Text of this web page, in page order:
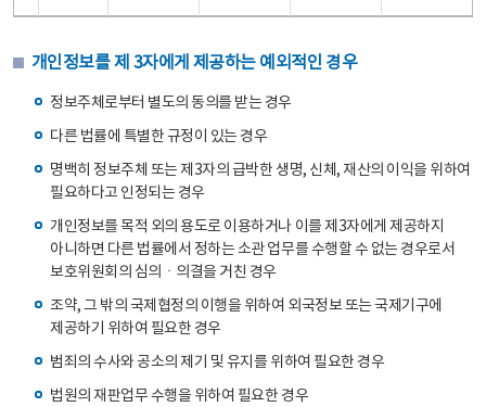
개인정보를 제 3자에게 제공하는 예외적인 경우
정보주체로부터 별도의 동의를 받는 경우
다른 법률에 특별한 규정이 있는 경우
명백히 정보주체 또는 제3자의 급박한 생명, 신체, 재산의 이익을 위하여
필요하다고 인정되는 경우
개인정보를 목적 외의 용도로 이용하거나 이를 제3자에게 제공하지
아니하면 다른 법률에서 정하는 소관 업무를 수행할 수 없는 경우로서
보호위원회의 심의ㆍ의결을 거친 경우
조약, 그 밖의 국제협정의 이행을 위하여 외국정보 또는 국제기구에
제공하기 위하여 필요한 경우
범죄의 수사와 공소의 제기 및 유지를 위하여 필요한 경우
법원의 재판업무 수행을 위하여 필요한 경우